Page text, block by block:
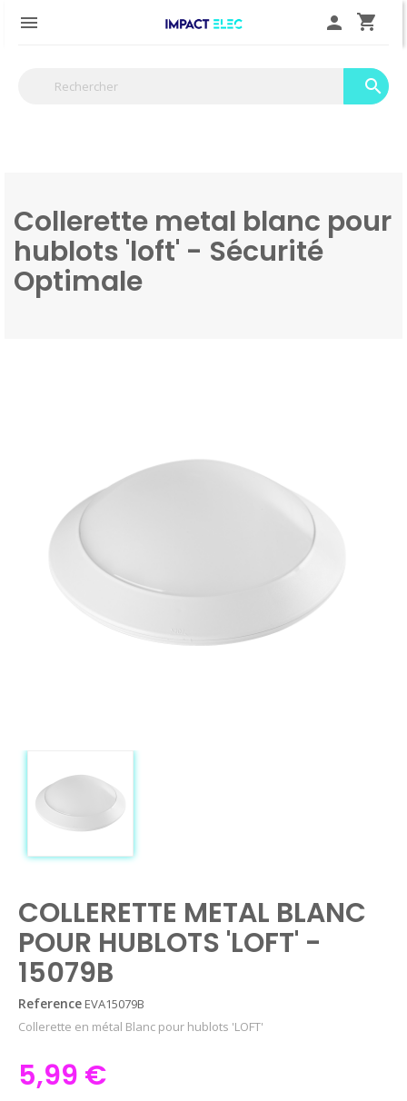
 shopping_cart
person
search
Collerette metal blanc pour
hublots 'loft' - Sécurité
Optimale
COLLERETTE METAL BLANC
POUR HUBLOTS 'LOFT' -
15079B
Reference EVA15079B
Collerette en métal Blanc pour hublots 'LOFT'
5,99 €